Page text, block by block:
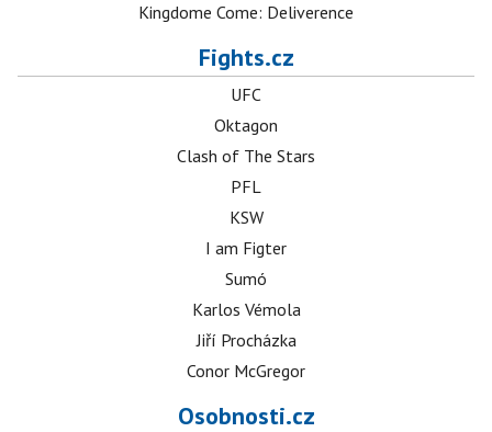
Kingdome Come: Deliverence
Fights.cz
UFC
Oktagon
Clash of The Stars
PFL
KSW
I am Figter
Sumó
Karlos Vémola
Jiří Procházka
Conor McGregor
Osobnosti.cz